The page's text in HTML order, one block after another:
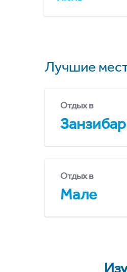
Лучшие
Отдых в
Занзибар
Отдых в
Мале